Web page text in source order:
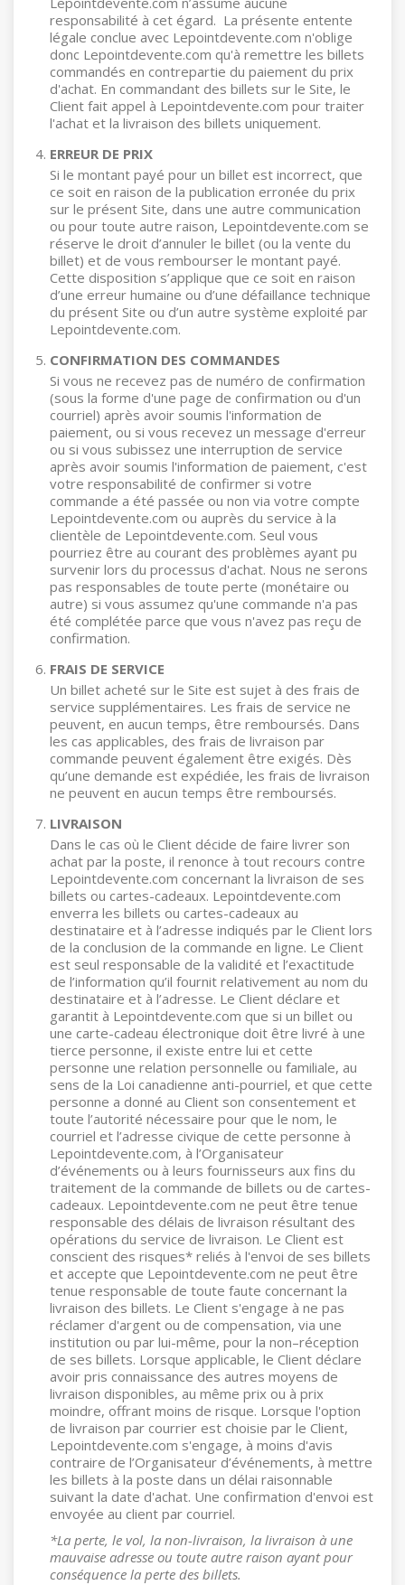
responsabilité à cet égard. La présente entente
légale conclue avec Lepointdevente.com n'oblige
donc Lepointdevente.com qu'à remettre les billets
commandés en contrepartie du paiement du prix
d'achat. En commandant des billets sur le Site, le
Client fait appel à Lepointdevente.com pour traiter
l'achat et la livraison des billets uniquement.
ERREUR DE PRIX
Si le montant payé pour un billet est incorrect, que
ce soit en raison de la publication erronée du prix
sur le présent Site, dans une autre communication
ou pour toute autre raison, Lepointdevente.com se
réserve le droit d’annuler le billet (ou la vente du
billet) et de vous rembourser le montant payé.
Cette disposition s’applique que ce soit en raison
d’une erreur humaine ou d’une défaillance technique
du présent Site ou d’un autre système exploité par
Lepointdevente.com.
CONFIRMATION DES COMMANDES
Si vous ne recevez pas de numéro de confirmation
(sous la forme d'une page de confirmation ou d'un
courriel) après avoir soumis l'information de
paiement, ou si vous recevez un message d'erreur
ou si vous subissez une interruption de service
après avoir soumis l'information de paiement, c'est
votre responsabilité de confirmer si votre
commande a été passée ou non via votre compte
Lepointdevente.com ou auprès du service à la
clientèle de Lepointdevente.com. Seul vous
pourriez être au courant des problèmes ayant pu
survenir lors du processus d'achat. Nous ne serons
pas responsables de toute perte (monétaire ou
autre) si vous assumez qu'une commande n'a pas
été complétée parce que vous n'avez pas reçu de
confirmation.
FRAIS DE SERVICE
Un billet acheté sur le Site est sujet à des frais de
service supplémentaires. Les frais de service ne
peuvent, en aucun temps, être remboursés. Dans
les cas applicables, des frais de livraison par
commande peuvent également être exigés. Dès
qu’une demande est expédiée, les frais de livraison
ne peuvent en aucun temps être remboursés.
LIVRAISON
Dans le cas où le Client décide de faire livrer son
achat par la poste, il renonce à tout recours contre
Lepointdevente.com concernant la livraison de ses
billets ou cartes-cadeaux. Lepointdevente.com
enverra les billets ou cartes-cadeaux au
destinataire et à l’adresse indiqués par le Client lors
de la conclusion de la commande en ligne. Le Client
est seul responsable de la validité et l’exactitude
de l’information qu’il fournit relativement au nom du
destinataire et à l’adresse. Le Client déclare et
garantit à Lepointdevente.com que si un billet ou
une carte-cadeau électronique doit être livré à une
tierce personne, il existe entre lui et cette
personne une relation personnelle ou familiale, au
sens de la Loi canadienne anti-pourriel, et que cette
personne a donné au Client son consentement et
toute l’autorité nécessaire pour que le nom, le
courriel et l’adresse civique de cette personne à
Lepointdevente.com, à l’Organisateur
d’événements ou à leurs fournisseurs aux fins du
traitement de la commande de billets ou de cartes-
cadeaux. Lepointdevente.com ne peut être tenue
responsable des délais de livraison résultant des
opérations du service de livraison. Le Client est
conscient des risques* reliés à l'envoi de ses billets
et accepte que Lepointdevente.com ne peut être
tenue responsable de toute faute concernant la
livraison des billets. Le Client s'engage à ne pas
réclamer d'argent ou de compensation, via une
institution ou par lui-même, pour la non–réception
de ses billets. Lorsque applicable, le Client déclare
avoir pris connaissance des autres moyens de
livraison disponibles, au même prix ou à prix
moindre, offrant moins de risque. Lorsque l'option
de livraison par courrier est choisie par le Client,
Lepointdevente.com s'engage, à moins d'avis
contraire de l’Organisateur d’événements, à mettre
les billets à la poste dans un délai raisonnable
suivant la date d'achat. Une confirmation d'envoi est
envoyée au client par courriel.
*La perte, le vol, la non-livraison, la livraison à une
mauvaise adresse ou toute autre raison ayant pour
conséquence la perte des billets.